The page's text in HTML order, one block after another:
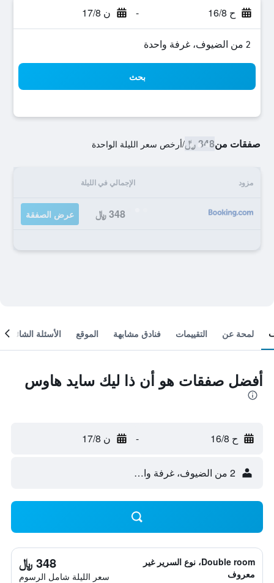
ح 16/8 - ن 17/8
2 من الضيوف، غرفة واحدة
بحث
صفقات من348 ﷼ /أرخص سعر الليلة الواحدة
مزود الإجمالي في الليلة
348 ﷼ عرض الصفقة
لمحة عن التقييمات فنادق مشابهة الموقع الأسئلة الشائعة
أفضل صفقات هو أن ذا ليك سايد هاوس
ح 16/8 - ن 17/8
2 من الضيوف، غرفة واحدة
Double room، نوع السرير غير
معروف
348 ﷼
سعر الليلة شامل الرسوم